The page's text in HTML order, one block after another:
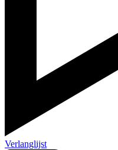
Verlanglijst